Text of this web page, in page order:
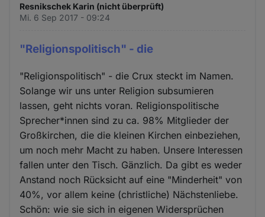
Resnikschek Karin (nicht überprüft)
Mi. 6 Sep 2017 - 09:24
"Religionspolitisch" - die
"Religionspolitisch" - die Crux steckt im Namen.
Solange wir uns unter Religion subsumieren
lassen, geht nichts voran. Religionspolitische
Sprecher*innen sind zu ca. 98% Mitglieder der
Großkirchen, die die kleinen Kirchen einbeziehen,
um noch mehr Macht zu haben. Unsere Interessen
fallen unter den Tisch. Gänzlich. Da gibt es weder
Anstand noch Rücksicht auf eine "Minderheit" von
40%, vor allem keine (christliche) Nächstenliebe.
Schön: wie sie sich in eigenen Widersprüchen